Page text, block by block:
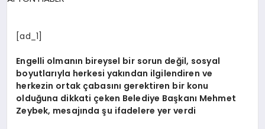
MAGAZIN
SAĞLIK
[ad_1]
Engelli olmanın bireysel bir sorun değil, sosyal
boyutlarıyla herkesi yakından ilgilendiren ve
herkezin ortak çabasını gerektiren bir konu
olduğuna dikkati çeken Belediye Başkanı Mehmet
Zeybek, mesajında şu ifadelere yer verdi